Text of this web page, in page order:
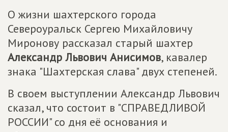
О жизни шахтерского города
Североуральск Сергею Михайловичу
Миронову рассказал старый шахтер
Александр Львович Анисимов, кавалер
знака "Шахтерская слава" двух степеней.
В своем выступлении Александр Львович
сказал, что состоит в "СПРАВЕДЛИВОЙ
РОССИИ" со дня её основания и